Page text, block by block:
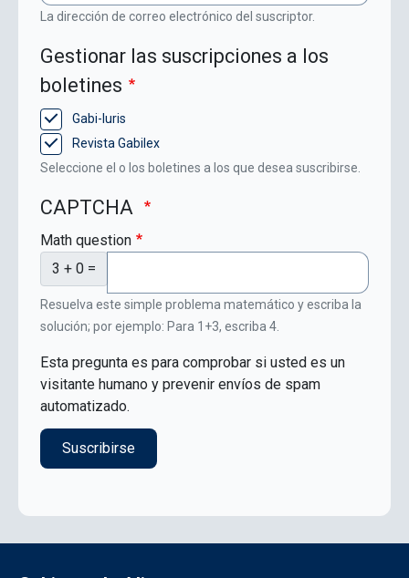
La dirección de correo electrónico del suscriptor.
Gestionar las suscripciones a los
boletines
Gabi-Iuris
Revista Gabilex
Seleccione el o los boletines a los que desea suscribirse.
CAPTCHA
Math question
3 + 0 =
Resuelva este simple problema matemático y escriba la
solución; por ejemplo: Para 1+3, escriba 4.
Esta pregunta es para comprobar si usted es un
visitante humano y prevenir envíos de spam
automatizado.